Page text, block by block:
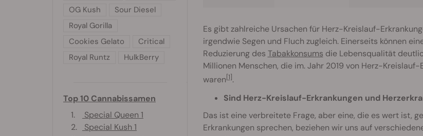
Es gibt zahlreiche Ursachen für Herz-Kreislauf-
irgendwie Segen und Fluch zugleich. Einerseits können
Reduzierung des Tabakkonsums die Lebensqualität
Millionen Menschen, die im. Jahr 2019 von Herz-
waren[1].
Sind Herz-Kreislauf-Erkrankungen und
Das ist eine verbreitete Frage, aber eine, die es wert ist,
Erkrankungen sprechen, beziehen wir uns auf
OG Kush
Sour Diesel
Royal Gorilla
Cookies Gelato
Critical
Royal Runtz
HulkBerry
Top 10 Cannabissamen
1.
Special Queen 1
2.
Special Kush 1